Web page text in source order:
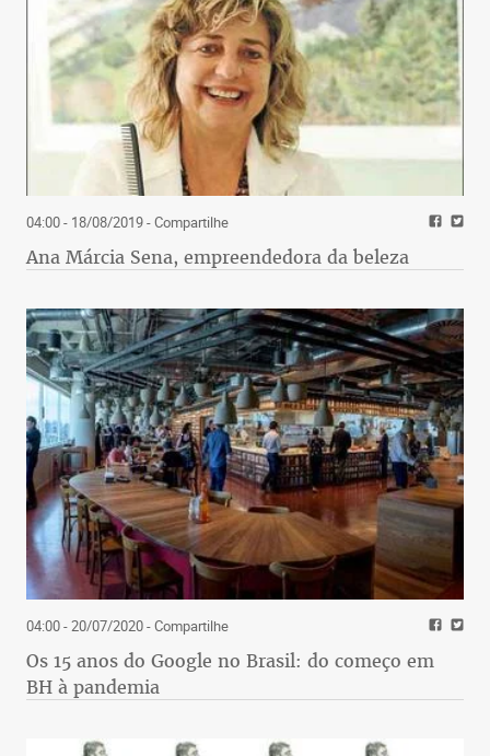
04:00 - 18/08/2019- Compartilhe
Ana Márcia Sena, empreendedora da beleza
04:00 - 20/07/2020- Compartilhe
Os 15 anos do Google no Brasil: do começo em
BH à pandemia